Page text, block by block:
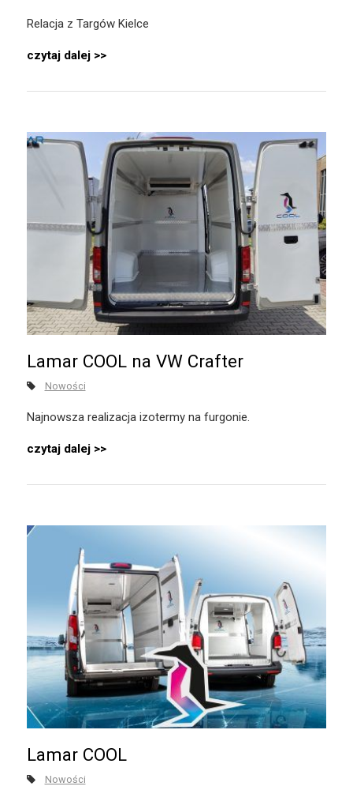
Relacja z Targów Kielce
czytaj dalej
Lamar COOL na VW Crafter
Nowości
Najnowsza realizacja izotermy na furgonie.
czytaj dalej
Lamar COOL
Nowości